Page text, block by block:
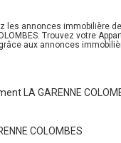
les annonces immobilière
Trouvez votre
grâce aux annonces
LA GARENNE
COLOMBES